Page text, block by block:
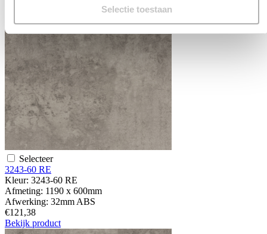
Selectie toestaan
Selecteer
3243-60 RE
Kleur: 3243-60 RE
Afmeting: 1190 x 600mm
Afwerking: 32mm ABS
€121,38
Bekijk product